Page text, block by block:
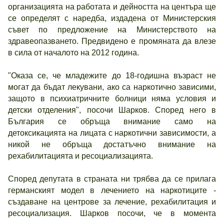
организацията на работата и дейността на центъра ще
се определят с наредба, издадена от Министерския
съвет по предложение на Министерството на
здравеопазването. Предвидено е промяната да влезе
в сила от началото на 2012 година.
"Оказа се, че младежите до 18-годишна възраст не
могат да бъдат лекувани, ако са наркотично зависими,
защото в психиатричните болници няма условия и
детски отделения", посочи Шарков. Според него в
България се обръща внимание само на
детоксикацията на лицата с наркотични зависимости, а
никой не обръща достатъчно внимание на
рехабилитацията и ресоциализацията.
Според депутата в страната ни трябва да се прилага
германският модел в лечението на наркотиците -
създаване на центрове за лечение, рехабилитация и
ресоциализация. Шарков посочи, че в момента